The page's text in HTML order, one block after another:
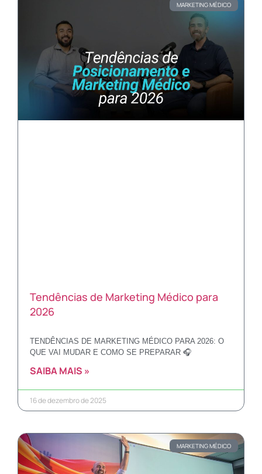
MARKETING MÉDICO
Tendências de Marketing Médico para
2026
TENDÊNCIAS DE MARKETING MÉDICO PARA 2026: O
QUE VAI MUDAR E COMO SE PREPARAR 🎧
SAIBA MAIS »
16 de dezembro de 2025
MARKETING MÉDICO